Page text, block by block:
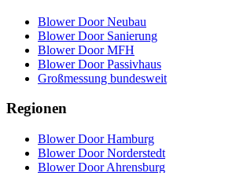
Blower Door Neubau
Blower Door Sanierung
Blower Door MFH
Blower Door Passivhaus
Großmessung bundesweit
Regionen
Blower Door Hamburg
Blower Door Norderstedt
Blower Door Ahrensburg